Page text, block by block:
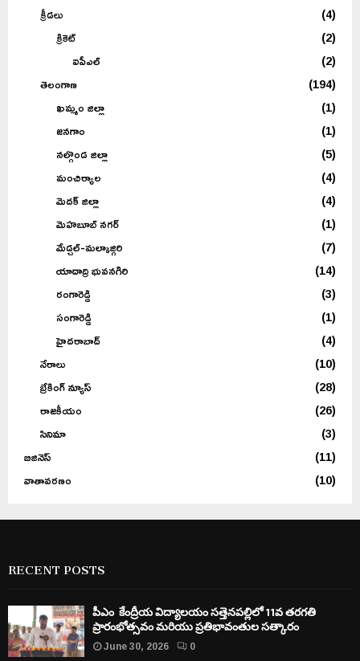
క్రీడలు
(4)
క్రికెట్
(2)
ఐపీఎల్
(2)
తెలంగాణ
(194)
ఖమ్మం జిల్లా
(1)
జనగాం
(1)
నల్గొండ జిల్లా
(5)
మంచిర్యాల
(4)
మెదక్ జిల్లా
(4)
మెహబూబ్ నగర్
(1)
మేడ్చల్-మల్కాజ్గిరి
(7)
యాదాద్రి భువనగిరి
(14)
రంగారెడ్డి
(3)
సంగారెడ్డి
(1)
హైదరాబాద్
(4)
నేరాలు
(10)
బ్రేకింగ్ న్యూస్
(28)
రాజకీయం
(26)
సినిమా
(3)
బిజినెస్
(11)
వాతావరణం
(10)
RECENT POSTS
పీఎం కేంద్రీయ విద్యాలయం సత్తెనపల్లిలో 11వ తరగతి
ప్రారంభోత్సవం మరియు ప్రతిభావంతుల సత్కారం
June 30, 2026
0